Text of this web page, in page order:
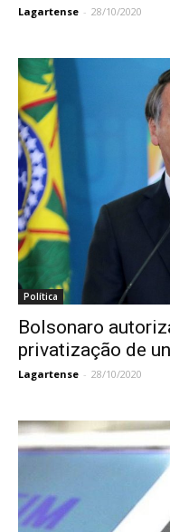
Lagartense - 28/10/2020
Política
Bolsonaro
privatização de
Lagartense - 28/10/2020